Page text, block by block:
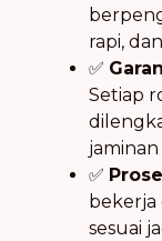
rapi,
✅
Setiap
✅
bekerja
sesuai